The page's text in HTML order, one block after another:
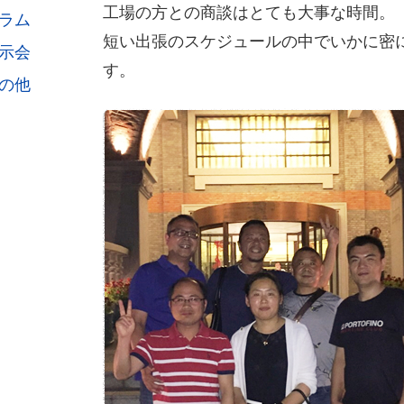
ム
会
他
工場の方との商談はとても大事な時間。
短い出張のスケジュールの中でいかに密
す。